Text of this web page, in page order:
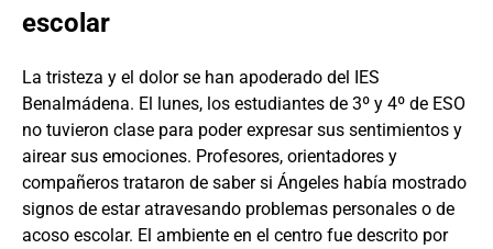
escolar
La tristeza y el dolor se han apoderado del IES
Benalmádena. El lunes, los estudiantes de 3º y 4º de ESO
no tuvieron clase para poder expresar sus sentimientos y
airear sus emociones. Profesores, orientadores y
compañeros trataron de saber si Ángeles había mostrado
signos de estar atravesando problemas personales o de
acoso escolar. El ambiente en el centro fue descrito por